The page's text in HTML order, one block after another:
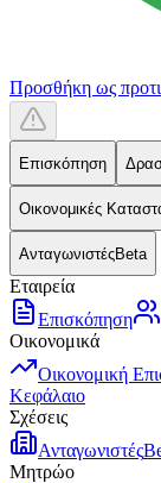
Προσθήκη ως
Επισκόπηση
Οικονομικές
ΑνταγωνιστέςBeta
Εταιρεία
Επισκόπηση
Οικονομικά
Οικονομική
Κεφάλαιο
Σχέσεις
Ανταγωνιστές
Μητρώο